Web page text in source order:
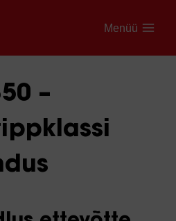
Menüü
–